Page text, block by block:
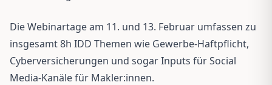
Die Webinartage am 11. und 13. Februar umfassen zu
insgesamt 8h IDD Themen wie Gewerbe-Haftpflicht,
Cyberversicherungen und sogar Inputs für Social
Media-Kanäle für Makler:innen.